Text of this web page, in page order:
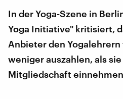
In der Yoga-Szene in
Yoga Initiative" kritisiert,
Anbieter den
weniger auszahlen, als
Mitgliedschaft